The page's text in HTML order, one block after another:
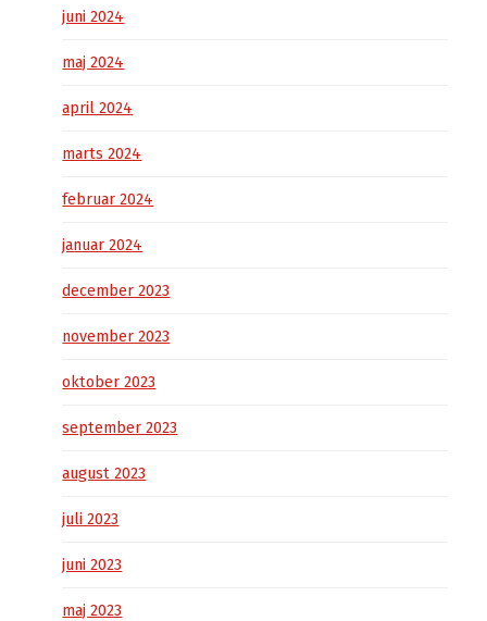
juni 2024
maj 2024
april 2024
marts 2024
februar 2024
januar 2024
december 2023
november 2023
oktober 2023
september 2023
august 2023
juli 2023
juni 2023
maj 2023